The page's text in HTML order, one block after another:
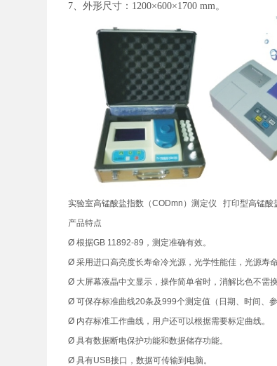
7、外形尺寸：1200×600×1700 mm。
实验室高锰酸盐指数（CODmn）测定仪 打印型高锰
产品特点
Ø 根据GB 11892-89，测定准确有效。
Ø 采用进口高亮度长寿命冷光源，光学性能佳，光源寿
Ø 大屏幕液晶中文显示，操作简单省时，消解比色不需
Ø 可保存标准曲线20条及999个测定值（日期、时间、
Ø 内存标准工作曲线，用户还可以根据需要标定曲线。
Ø 具有数据断电保护功能和数据储存功能。
Ø 具有USB接口，数据可传输到电脑。